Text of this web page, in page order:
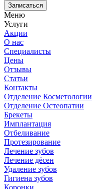
Записаться
Меню
Услуги
Акции
О нас
Специалисты
Цены
Отзывы
Статьи
Контакты
Отделение Косметологии
Отделение Остеопатии
Брекеты
Имплантация
Отбеливание
Протезирование
Лечение зубов
Лечение дёсен
Удаление зубов
Гигиена зубов
Коронки